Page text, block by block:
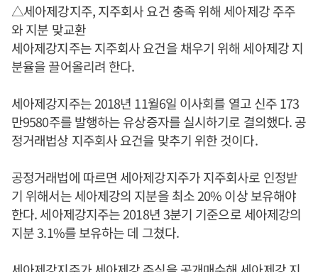
△세아제강지주, 지주회사 요건 충족 위해 세아제강 주주
와 지분 맞교환
세아제강지주는 지주회사 요건을 채우기 위해 세아제강 지
분율을 끌어올리려 한다.
세아제강지주는 2018년 11월6일 이사회를 열고 신주 173
만9580주를 발행하는 유상증자를 실시하기로 결의했다. 공
정거래법상 지주회사 요건을 맞추기 위한 것이다.
공정거래법에 따르면 세아제강지주가 지주회사로 인정받
기 위해서는 세아제강의 지분을 최소 20% 이상 보유해야
한다. 세아제강지주는 2018년 3분기 기준으로 세아제강의
지분 3.1%를 보유하는 데 그쳤다.